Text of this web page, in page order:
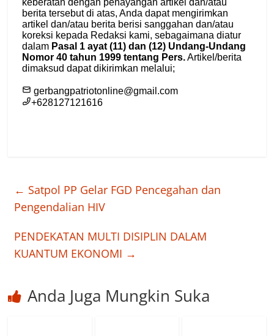
← Satpol PP Gelar FGD Pencegahan dan
Pengendalian HIV
PENDEKATAN MULTI DISIPLIN DALAM
KUANTUM EKONOMI →
Anda Juga Mungkin Suka